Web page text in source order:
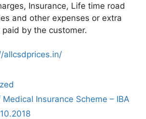
Insurance, Life time road
and other expenses or extra
by the customer.
allcsdprices.in/
Medical Insurance Scheme – IBA